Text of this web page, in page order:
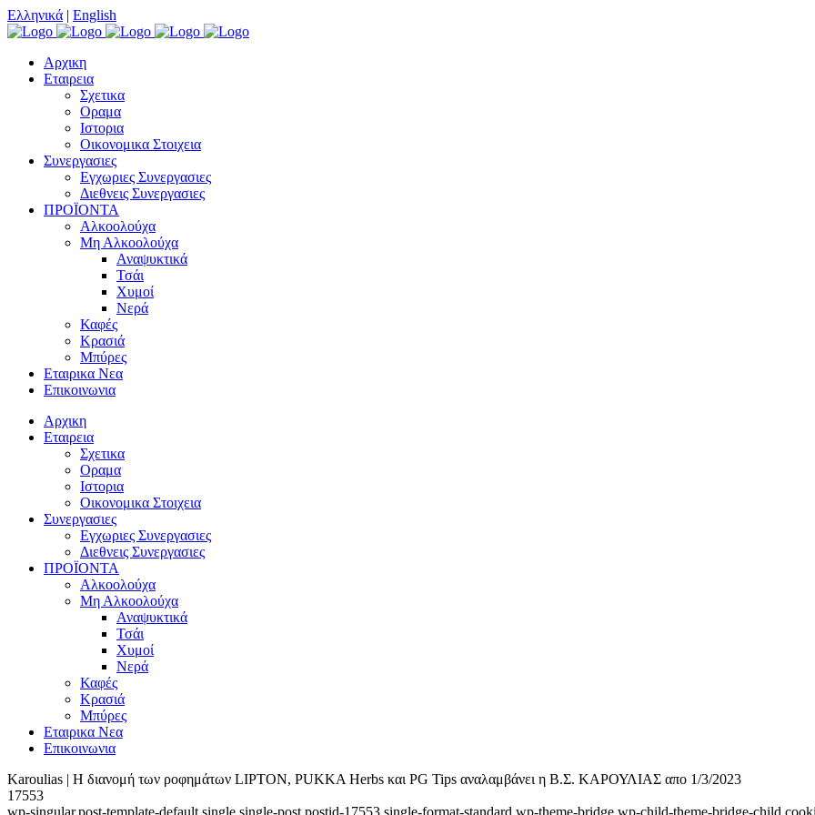
Ελληνικά | English
Αρχικη
Εταιρεια
Σχετικα
Οραμα
Ιστορια
Οικονομικα Στοιχεια
Συνεργασιες
Εγχωριες Συνεργασιες
Διεθνεις Συνεργασιες
ΠΡΟΪΟΝΤΑ
Αλκοολούχα
Μη Αλκοολούχα
Αναψυκτικά
Τσάι
Χυμοί
Νερά
Καφές
Κρασιά
Μπύρες
Εταιρικα Νεα
Επικοινωνια
Αρχικη
Εταιρεια
Σχετικα
Οραμα
Ιστορια
Οικονομικα Στοιχεια
Συνεργασιες
Εγχωριες Συνεργασιες
Διεθνεις Συνεργασιες
ΠΡΟΪΟΝΤΑ
Αλκοολούχα
Μη Αλκοολούχα
Αναψυκτικά
Τσάι
Χυμοί
Νερά
Καφές
Κρασιά
Μπύρες
Εταιρικα Νεα
Επικοινωνια
Karoulias | Η διανομή των ροφημάτων LIPTON, PUKKA Herbs και PG Tips αναλαμβάνει η Β.Σ. ΚΑΡΟΥΛΙΑΣ απο 1/3/2023
17553
wp-singular,post-template-default,single,single-post,postid-17553,single-format-standard,wp-theme-bridge,wp-child-theme-bridge-